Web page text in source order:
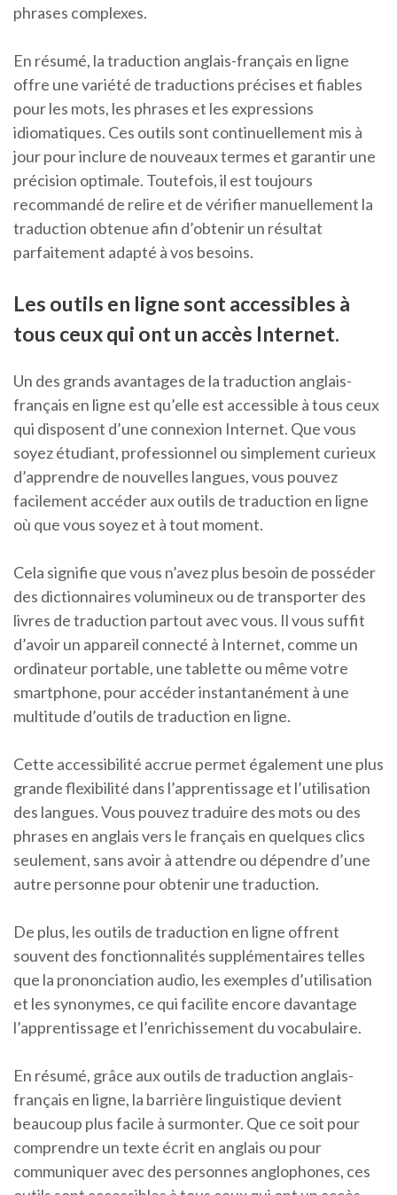
phrases complexes.
En résumé, la traduction anglais-français en ligne
offre une variété de traductions précises et fiables
pour les mots, les phrases et les expressions
idiomatiques. Ces outils sont continuellement mis à
jour pour inclure de nouveaux termes et garantir une
précision optimale. Toutefois, il est toujours
recommandé de relire et de vérifier manuellement la
traduction obtenue afin d’obtenir un résultat
parfaitement adapté à vos besoins.
Les outils en ligne sont accessibles à
tous ceux qui ont un accès Internet.
Un des grands avantages de la traduction anglais-
français en ligne est qu’elle est accessible à tous ceux
qui disposent d’une connexion Internet. Que vous
soyez étudiant, professionnel ou simplement curieux
d’apprendre de nouvelles langues, vous pouvez
facilement accéder aux outils de traduction en ligne
où que vous soyez et à tout moment.
Cela signifie que vous n’avez plus besoin de posséder
des dictionnaires volumineux ou de transporter des
livres de traduction partout avec vous. Il vous suffit
d’avoir un appareil connecté à Internet, comme un
ordinateur portable, une tablette ou même votre
smartphone, pour accéder instantanément à une
multitude d’outils de traduction en ligne.
Cette accessibilité accrue permet également une plus
grande flexibilité dans l’apprentissage et l’utilisation
des langues. Vous pouvez traduire des mots ou des
phrases en anglais vers le français en quelques clics
seulement, sans avoir à attendre ou dépendre d’une
autre personne pour obtenir une traduction.
De plus, les outils de traduction en ligne offrent
souvent des fonctionnalités supplémentaires telles
que la prononciation audio, les exemples d’utilisation
et les synonymes, ce qui facilite encore davantage
l’apprentissage et l’enrichissement du vocabulaire.
En résumé, grâce aux outils de traduction anglais-
français en ligne, la barrière linguistique devient
beaucoup plus facile à surmonter. Que ce soit pour
comprendre un texte écrit en anglais ou pour
communiquer avec des personnes anglophones, ces